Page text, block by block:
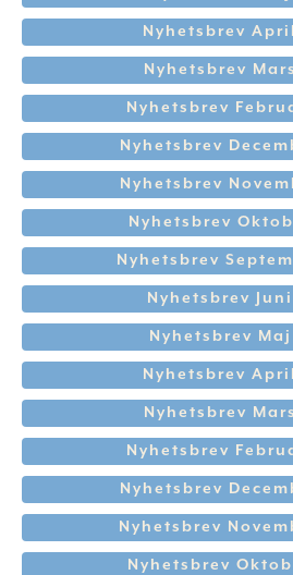
Nyhetsbrev
Nyhetsbrev
Nyhetsbrev
Nyhetsbrev
Nyhetsbrev
Nyhetsbrev
Nyhetsbrev
Nyhetsbrev Juni
Nyhetsbrev Maj
Nyhetsbrev
Nyhetsbrev
Nyhetsbrev
Nyhetsbrev
Nyhetsbrev
Nyhetsbrev